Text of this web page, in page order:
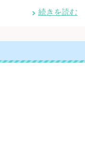
続きを読む